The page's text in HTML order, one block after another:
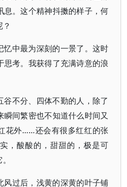
息。这个精神抖擞的样子，何
忆中最为深刻的一景了。这时
思考。我获得了充满诗意的浪
谷不分、四体不勤的人，除了
瞬间繁密也不知道什么时间又
花外……还会有很多红红的张
，酸酸的，甜甜的，极是可
风过后，浅黄的深黄的叶子铺